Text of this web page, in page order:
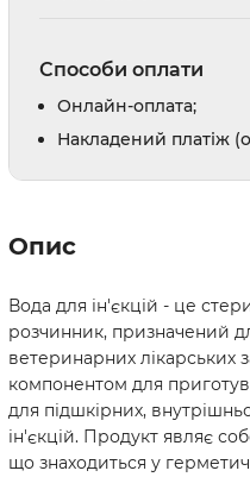
Способи оплати
Онлайн-оплата;
Накладений платіж
Опис
Вода для ін'єкцій - це
розчинник, призначений
ветеринарних лікарських
компонентом для
для підшкірних,
ін'єкцій. Продукт являє
що знаходиться у